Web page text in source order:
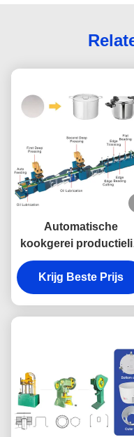
Automatische
kookgerei
servomotor roestvrij
staal pot maken
machine drukkoker
Krijg Beste Prijs